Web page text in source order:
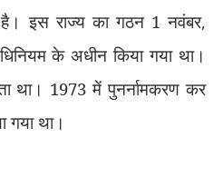
है। इस राज्य का गठन 1 नवंबर,
के अधीन किया गया था।
था। 1973 में पुनर्नामकरण कर
गया था।